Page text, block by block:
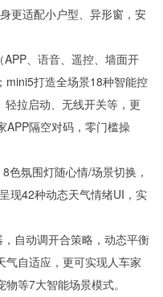
更适配小户型、异形窗，安
、语音、遥控、墙面开
mini5打造全场景18种智能控
拉启动、无线开关等，更
APP隔空对码，零门槛操
色氛围灯随心情/场景切换，
现42种动态天气情绪UI，实
自动调开合策略，动态平衡
气自适应，更可实现人车家
等7大智能场景模式。